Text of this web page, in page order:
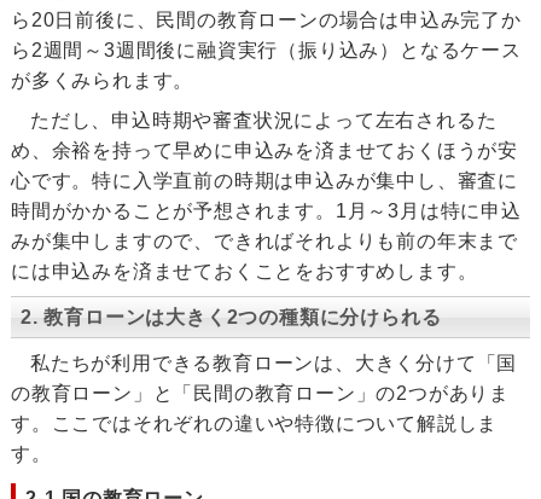
ら20日前後に、民間の教育ローンの場合は申込み完了か
ら2週間～3週間後に融資実行（振り込み）となるケース
が多くみられます。
ただし、申込時期や審査状況によって左右されるた
め、余裕を持って早めに申込みを済ませておくほうが安
心です。特に入学直前の時期は申込みが集中し、審査に
時間がかかることが予想されます。1月～3月は特に申込
みが集中しますので、できればそれよりも前の年末まで
には申込みを済ませておくことをおすすめします。
2. 教育ローンは大きく2つの種類に分けられる
私たちが利用できる教育ローンは、大きく分けて「国
の教育ローン」と「民間の教育ローン」の2つがありま
す。ここではそれぞれの違いや特徴について解説しま
す。